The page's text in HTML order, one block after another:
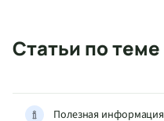
Статьи по теме
Полезная информация